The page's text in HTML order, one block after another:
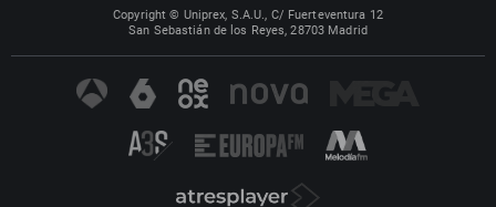
Copyright © Uniprex, S.A.U., C/ Fuerteventura 12
San Sebastián de los Reyes, 28703 Madrid